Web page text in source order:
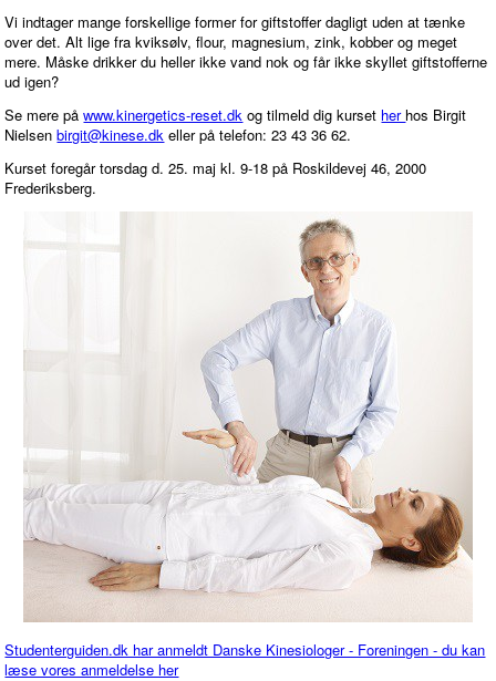
Vi indtager mange forskellige former for giftstoffer dagligt uden at tænke
over det. Alt lige fra kviksølv, flour, magnesium, zink, kobber og meget
mere. Måske drikker du heller ikke vand nok og får ikke skyllet giftstofferne
ud igen?
Se mere påwww.kinergetics-reset.dk og tilmeld dig kurset her hos Birgit
Nielsenbirgit@kinese.dk eller på telefon: 23 43 36 62.
Kurset foregår torsdag d. 25. maj kl. 9-18 på Roskildevej 46, 2000
Frederiksberg.
Studenterguiden.dk har anmeldt Danske Kinesiologer - Foreningen - du kan
læse vores anmeldelse her